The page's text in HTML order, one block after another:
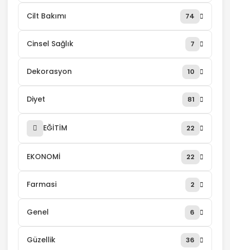
Cilt Bakımı 74
Cinsel Sağlık 7
Dekorasyon 10
Diyet 81
EĞİTİM 22
EKONOMİ 22
Farmasi 2
Genel 6
Güzellik 36